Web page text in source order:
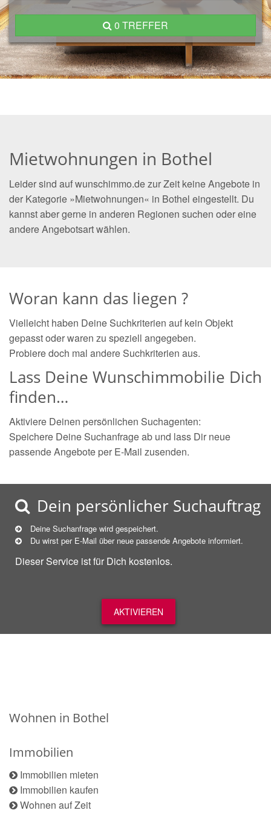
0 TREFFER
Mietwohnungen in Bothel
Leider sind auf wunschimmo.de zur Zeit keine Angebote in
der Kategorie »Mietwohnungen« in Bothel eingestellt. Du
kannst aber gerne in anderen Regionen suchen oder eine
andere Angebotsart wählen.
Woran kann das liegen ?
Vielleicht haben Deine Suchkriterien auf kein Objekt
gepasst oder waren zu speziell angegeben.
Probiere doch mal andere Suchkriterien aus.
Lass Deine Wunschimmobilie Dich
finden…
Aktiviere Deinen persönlichen Suchagenten:
Speichere Deine Suchanfrage ab und lass Dir neue
passende Angebote per E-Mail zusenden.
Dein persönlicher Suchauftrag
Deine Suchanfrage wird gespeichert.
Du wirst per E-Mail über neue passende Angebote informiert.
Dieser Service ist für Dich kostenlos.
AKTIVIEREN
Wohnen in Bothel
Immobilien
Immobilien mieten
Immobilien kaufen
Wohnen auf Zeit